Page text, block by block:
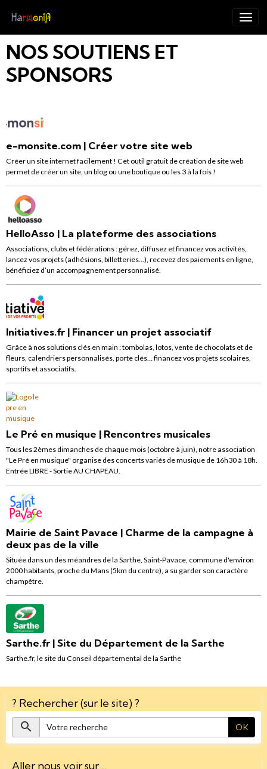
NOS SOUTIENS ET
SPONSORS
e-monsite.com | Créer votre site web
Créer un site internet facilement ! Cet outil gratuit de création de site web
permet de créer un site, un blog ou une boutique ou les 3 à la fois !
HelloAsso | La plateforme des associations
Associations, clubs et fédérations : gérez, diffusez et financez vos activités,
lancez vos projets (adhésions, billetteries...), recevez des paiements en ligne,
bénéficiez d’un accompagnement personnalisé.
Initiatives.fr | Financer un projet associatif
Grâce à nos solutions clés en main : tombolas, lotos, vente de chocolats et de
fleurs, calendriers personnalisés, porte clés… financez vos projets scolaires,
sportifs et associatifs.
Le Pré en musique | Rencontres musicales
Tous les 2èmes dimanches de chaque mois (octobre à juin), notre association
"Le Pré en musique" organise des concerts variés de musique de 16h30 à 18h.
Entrée LIBRE - Sortie AU CHAPEAU.
Mairie de Saint Pavace | Charme de la campagne à
deux pas de la ville
Située dans un des méandres de la Sarthe, Saint-Pavace, commune d'environ
2000 habitants, proche du Mans (5km du centre), a su garder son caractère
champêtre.
Sarthe.fr | Site du Département de la Sarthe
Sarthe.fr, le site du Conseil départemental de la Sarthe
? Rechercher (sur le site) ?
OK
Aller nous voir sur ...